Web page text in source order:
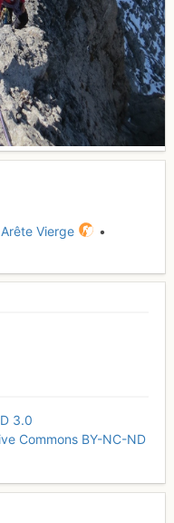
Vierge
•
3.0
Commons BY-NC-ND